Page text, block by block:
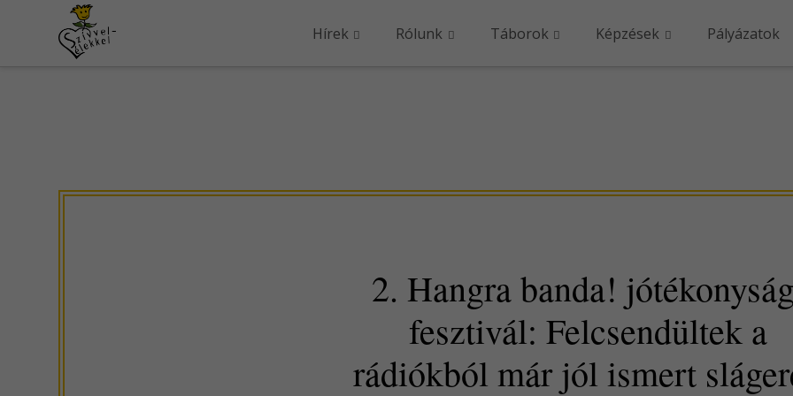
Hírek Rólunk Táborok Képzések Pályázatok
2. Hangra banda!
fesztivál: Felcsendültek a
rádiókból már jól ismert